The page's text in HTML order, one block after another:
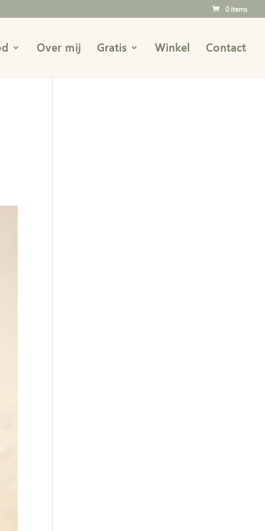
0 items
Over mij Gratis Winkel Contact